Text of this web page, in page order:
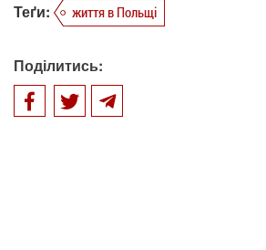
Теґи: життя в Польщі
Поділитись: